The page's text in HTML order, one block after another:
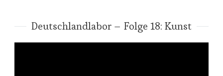
Deutschlandlabor – Folge 18: Kunst